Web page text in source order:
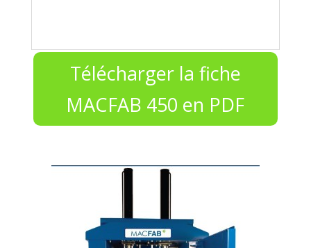
Télécharger la fiche
MACFAB 450 en PDF